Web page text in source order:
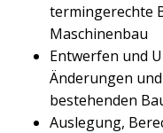
termingerechte
Maschinenbau
Entwerfen und
Änderungen
bestehenden
Auslegung,